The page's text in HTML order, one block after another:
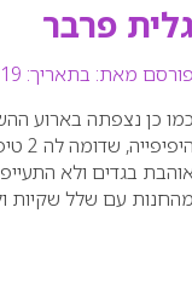
גלית פרבר
פורסם מאת: בתאריך: 19 יוני 2008
מהחנות עם שלל שקיות